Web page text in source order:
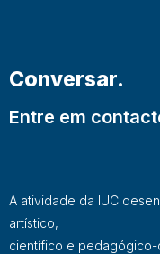
Conversar.
Entre em
A atividade da IUC
artístico,
científico e